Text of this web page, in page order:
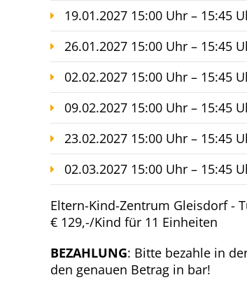
19.01.2027 15:00 Uhr – 15:45
26.01.2027 15:00 Uhr – 15:45
02.02.2027 15:00 Uhr – 15:45
09.02.2027 15:00 Uhr – 15:45
23.02.2027 15:00 Uhr – 15:45
02.03.2027 15:00 Uhr – 15:45
Eltern-Kind-Zentrum Gleisdorf -
€ 129,-/Kind für 11 Einheiten
BEZAHLUNG: Bitte bezahle in
den genauen Betrag in bar!